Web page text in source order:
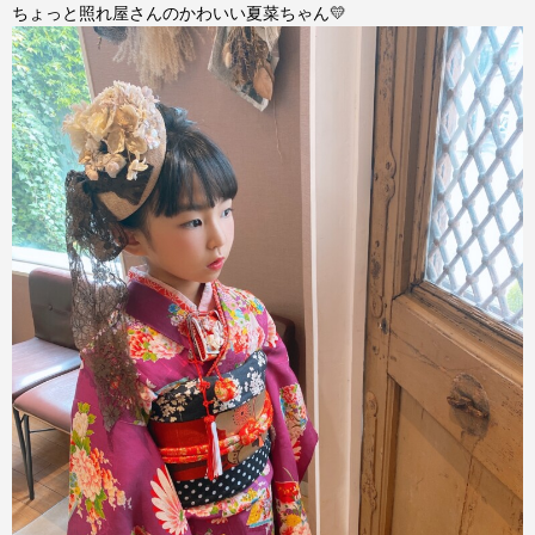
ちょっと照れ屋さんのかわいい夏菜ちゃん💛